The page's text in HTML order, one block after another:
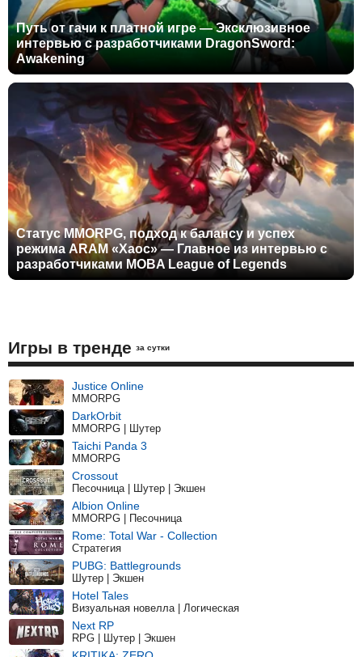
Путь от гачи к платной игре — Эксклюзивное
интервью с разработчиками DragonSword:
Awakening
Статус MMORPG, подход к балансу и успех
режима ARAM «Хаос» — Главное из интервью с
разработчиками MOBA League of Legends
Игры в тренде за сутки
Justice Online
MMORPG
DarkOrbit
MMORPG | Шутер
Taichi Panda 3
MMORPG
Crossout
Песочница | Шутер | Экшен
Albion Online
MMORPG | Песочница
Rome: Total War - Collection
Стратегия
PUBG: Battlegrounds
Шутер | Экшен
Hotel Tales
Визуальная новелла | Логическая
Next RP
RPG | Шутер | Экшен